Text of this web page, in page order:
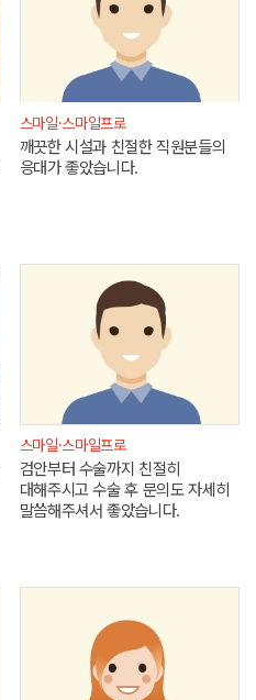
스마일·스마일프로
깨끗한 시설과 친절한 직원분들의
응대가 좋았습니다.
스마일·스마일프로
검안부터 수술까지 친절히
대해주시고 수술 후 문의도 자세히
말씀해주셔서 좋았습니다.